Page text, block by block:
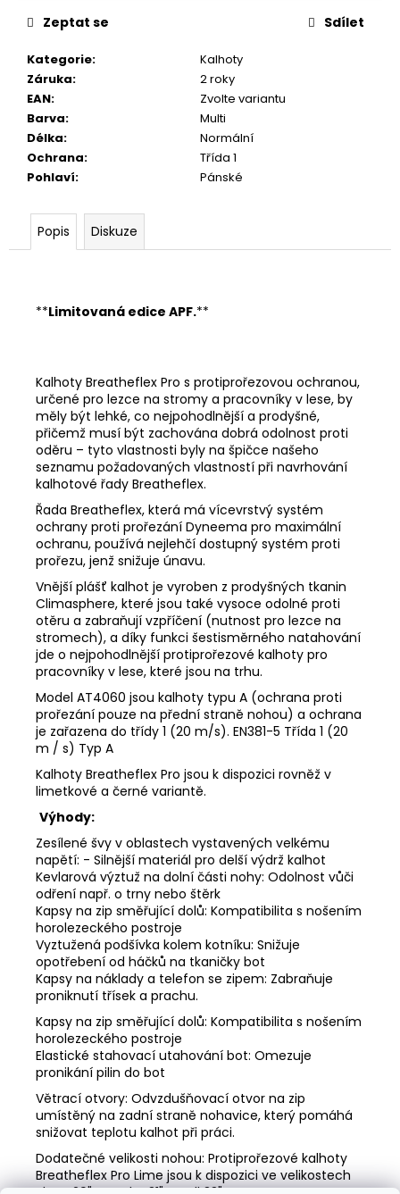
Kategorie:
Kalhoty
Záruka:
2 roky
EAN:
Zvolte variantu
Barva:
Multi
Délka:
Normální
Ochrana:
Třída 1
Pohlaví: Pánské
Zeptat se Sdílet
Popis Diskuze
**Limitovaná edice APF.**
Kalhoty Breatheflex Pro s protiprořezovou ochranou,
určené pro lezce na stromy a pracovníky v lese, by
měly být lehké, co nejpohodlnější a prodyšné,
přičemž musí být zachována dobrá odolnost proti
oděru – tyto vlastnosti byly na špičce našeho
seznamu požadovaných vlastností při navrhování
kalhotové řady Breatheflex.
Řada Breatheflex, která má vícevrstvý systém
ochrany proti prořezání Dyneema pro maximální
ochranu, používá nejlehčí dostupný systém proti
prořezu, jenž snižuje únavu.
Vnější plášť kalhot je vyroben z prodyšných tkanin
Climasphere, které jsou také vysoce odolné proti
otěru a zabraňují vzpříčení (nutnost pro lezce na
stromech), a díky funkci šestisměrného natahování
jde o nejpohodlnější protiprořezové kalhoty pro
pracovníky v lese, které jsou na trhu.
Model AT4060 jsou kalhoty typu A (ochrana proti
prořezání pouze na přední straně nohou) a ochrana
je zařazena do třídy 1 (20 m/s). EN381-5 Třída 1 (20
m / s) Typ A
Kalhoty Breatheflex Pro jsou k dispozici rovněž v
limetkové a černé variantě.
Výhody:
Zesílené švy v oblastech vystavených velkému
napětí: - Silnější materiál pro delší výdrž kalhot
Kevlarová výztuž na dolní části nohy: Odolnost vůči
odření např. o trny nebo štěrk
Kapsy na zip směřující dolů: Kompatibilita s nošením
horolezeckého postroje
Vyztužená podšívka kolem kotníku: Snižuje
opotřebení od háčků na tkaničky bot
Kapsy na náklady a telefon se zipem: Zabraňuje
proniknutí třísek a prachu.
Kapsy na zip směřující dolů: Kompatibilita s nošením
horolezeckého postroje
Elastické stahovací utahování bot: Omezuje
pronikání pilin do bot
Větrací otvory: Odvzdušňovací otvor na zip
umístěný na zadní straně nohavice, který pomáhá
snižovat teplotu kalhot při práci.
Dodatečné velikosti nohou: Protiprořezové kalhoty
Breatheflex Pro Lime jsou k dispozici ve velikostech